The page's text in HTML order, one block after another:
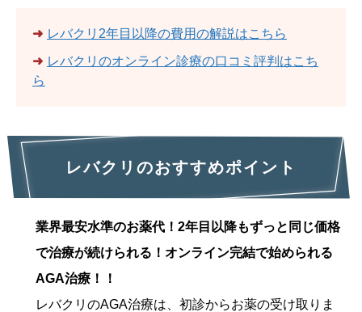
➜ レバクリ2年目以降の費用の解説はこちら
➜ レバクリのオンライン診療の口コミ評判はこち
ら
レバクリのおすすめポイント
業界最安水準のお薬代！2年目以降もずっと同じ価格
で治療が続けられる！オンライン完結で始められる
AGA治療！！
レバクリのAGA治療は、初診からお薬の受け取りま